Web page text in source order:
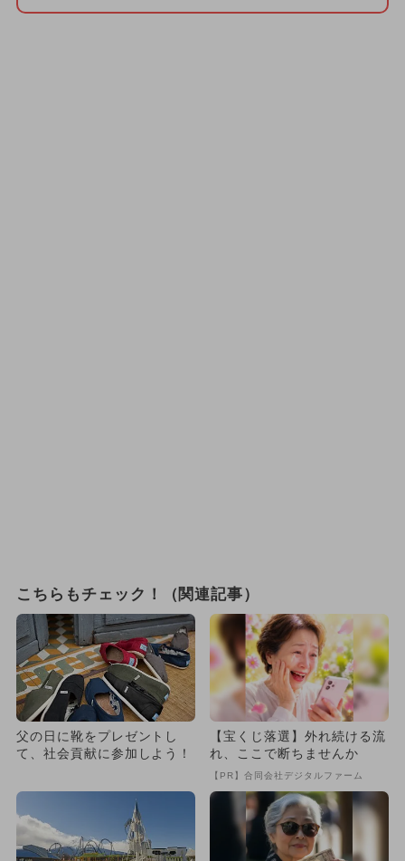
こちらもチェック！（関連記事）
父の日に靴をプレゼントし
て、社会貢献に参加しよう！
【宝くじ落選】外れ続ける流
れ、ここで断ちませんか
【PR】合同会社デジタルファーム